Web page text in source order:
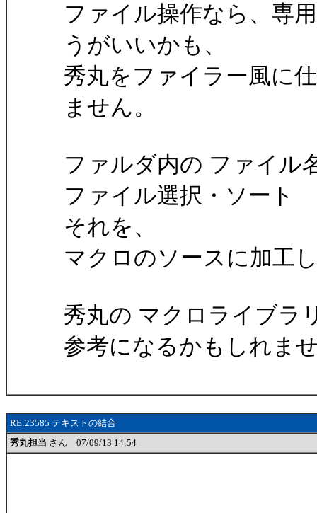
ファイル操作なら、専
うがいいかも、
秀丸をファイラー風に
ません。
ファルダ内の ファイル
ファイル選択・ソート
それを、
マクロのソースに加工
秀丸の マクロライブラ
参考になるかもしれま
RE:23585 テキストの結合
秀丸担当 さん 07/09/13 14:54